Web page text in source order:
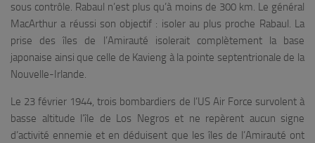
sous contrôle. Rabaul n’est plus qu’à moins de 300 km. Le général
MacArthur a réussi son objectif : isoler au plus proche Rabaul. La
prise des îles de l’Amirauté isolerait complètement la base
japonaise ainsi que celle de Kavieng à la pointe septentrionale de la
Nouvelle-Irlande.
Le 23 février 1944, trois bombardiers de l’US Air Force survolent à
basse altitude l’île de Los Negros et ne repèrent aucun signe
d’activité ennemie et en déduisent que les îles de l’Amirauté ont